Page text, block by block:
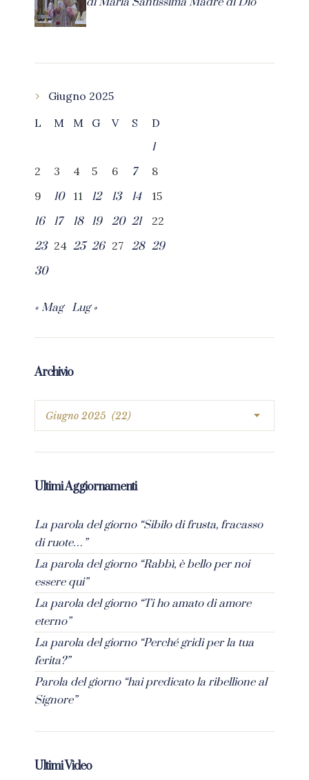
Giugno 2025
L
M M G V S
D
1
2
3 4 5 6 7
8
9
10 11 12 13 14
15
16
17 18 19 20 21
22
23 24 25 26 27 28 29
30
« Mag Lug »
Archivio
Ultimi Aggiornamenti
La parola del giorno “Sibilo di frusta, fracasso
di ruote…”
La parola del giorno “Rabbì, è bello per noi
essere qui”
La parola del giorno “Ti ho amato di amore
eterno”
La parola del giorno “Perché gridi per la tua
ferita?”
Parola del giorno “hai predicato la ribellione al
Signore”
Ultimi Video